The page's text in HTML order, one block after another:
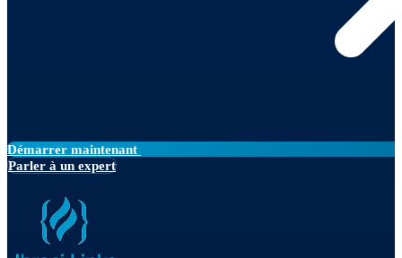
Démarrer maintenant
Parler à un expert